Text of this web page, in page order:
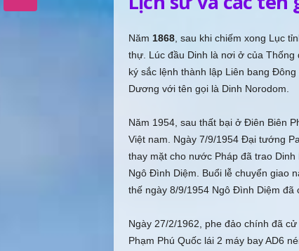
Năm 1868, sau khi chiếm xong Lục
thự. Lúc đầu Dinh là nơi ở của
ký sắc lệnh thành lập Liên bang
Dương với tên gọi là Dinh Norodom.
Năm 1954, sau thất bại ở Ðiên Biên
Việt nam. Ngày 7/9/1954 Ðại tướng
thay mặt cho nước Pháp đã trao
Ngô Ðình Diệm. Buổi lễ chuyển giao
thế ngày 8/9/1954 Ngô Ðình Diệm đã
Ngày 27/2/1962, phe đảo chính đã
Phạm Phú Quốc lái 2 máy bay AD6